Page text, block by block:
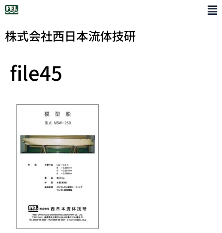
株式会社西日本流体技研
file45